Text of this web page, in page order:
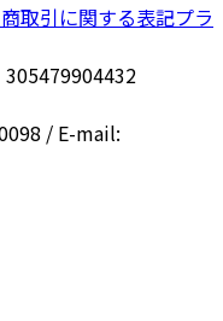
取引に関する表記プラ
/ E-mail: